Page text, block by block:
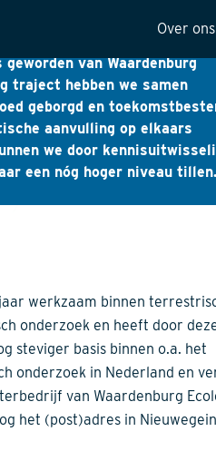
Over ons
Onze
Visie
MVO
wij de handen ineenslaan
van Waardenburg
traject hebben we samen
geborgd en
aanvulling op elkaars
we door
een nóg hoger niveau
werkzaam binnen
onderzoek en heeft door
steviger basis binnen o.a. het
onderzoek in Nederland en
van Waardenburg
het (post)adres in